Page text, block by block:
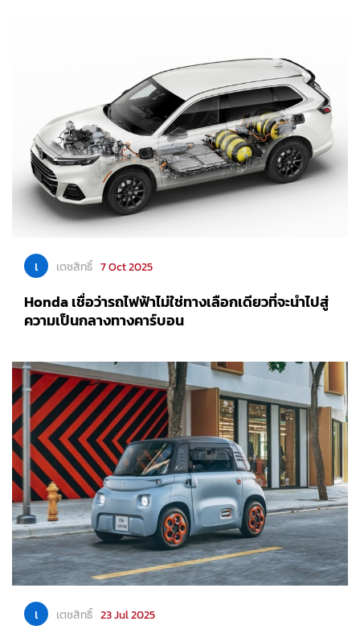
เ เตชสิทธิ์ 7 Oct 2025
Honda เชื่อว่ารถไฟฟ้าไม่ใช่ทางเลือกเดียวที่จะนำไปสู่
ความเป็นกลางทางคาร์บอน
เ เตชสิทธิ์ 23 Jul 2025